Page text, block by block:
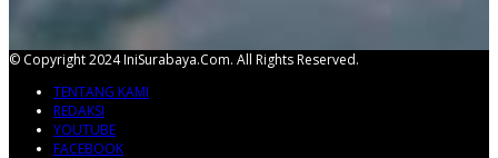
© Copyright 2024 IniSurabaya.com. All Rights Reserved.
TENTANG KAMI
REDAKSI
YOUTUBE
FACEBOOK